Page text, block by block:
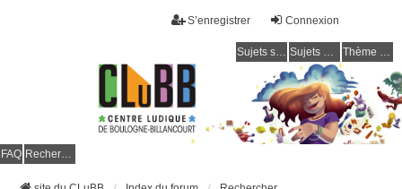
Connexion
S’enregistrer
Sujets sans réponse Sujets actifs Thème clair / foncé
FAQ Rechercher